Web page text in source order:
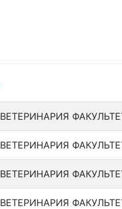
ВЕТЕРИНАРИЯ
ВЕТЕРИНАРИЯ
ВЕТЕРИНАРИЯ
ВЕТЕРИНАРИЯ